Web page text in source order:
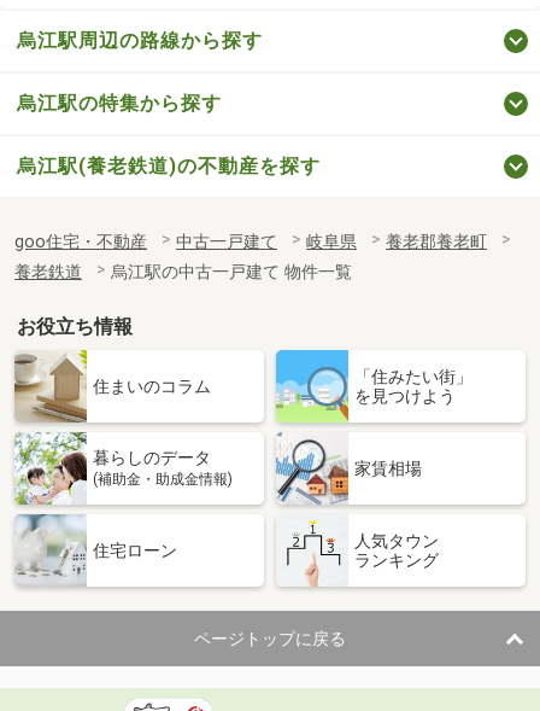
烏江駅周辺の路線から探す
烏江駅の特集から探す
烏江駅(養老鉄道)の不動産を探す
goo住宅・不動産 中古一戸建て 岐阜県
養老郡養老町
養老鉄道
烏江駅の中古一戸建て 物件一覧
お役立ち情報
住まいのコラム
「住みたい街」
を見つけよう
暮らしのデータ
(補助金・助成金情報)
家賃相場
住宅ローン
人気タウン
ランキング
ページトップに戻る